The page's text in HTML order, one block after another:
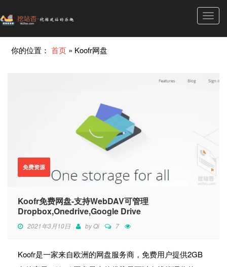
你的位置：首页 » Koofr网盘
免费资源
Koofr免费网盘-支持WebDAV可管理
Dropbox,Onedrive,Google Drive
2021年3月10日 byQi 7
Koofr是一家来自欧洲的网盘服务商，免费用户提供2GB